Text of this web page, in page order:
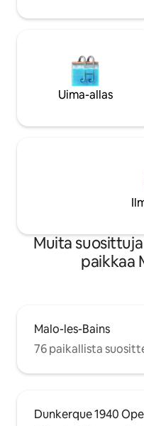
kellotornin edessä.
Uima-allas
Muita
paikkaa
Malo-les-Bains
76 paikallista
Dunkerque 1940